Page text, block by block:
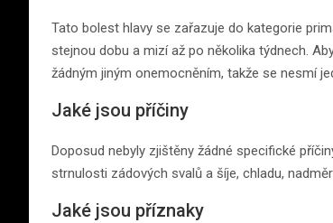
Tato bolest hlavy se zařazuje do kategorie
stejnou dobu a mizí až po několika týdnech.
žádným jiným onemocněním, takže se nesmí
Jaké jsou příčiny
Doposud nebyly zjištěny žádné specifické
strnulosti zádových svalů a šíje, chladu,
Jaké jsou příznaky